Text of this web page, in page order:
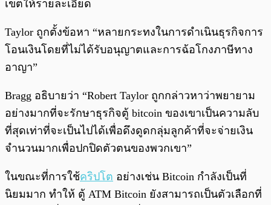
เขตให้รายละเอียด
Taylor ถูกตั้งข้อหา “หลายกระทงในการดำเนินธุรกิจการ
โอนเงินโดยที่ไม่ได้รับอนุญาตและการฉ้อโกงภาษีทาง
อาญา”
Bragg อธิบายว่า “Robert Taylor ถูกกล่าวหาว่าพยายาม
อย่างมากที่จะรักษาธุรกิจตู้ bitcoin ของเขาเป็นความลับ
ที่สุดเท่าที่จะเป็นไปได้เพื่อดึงดูดกลุ่มลูกค้าที่จะจ่ายเงิน
จำนวนมากเพื่อปกปิดตัวตนของพวกเขา”
ในขณะที่การใช้คริปโต อย่างเช่น Bitcoin กำลังเป็นที่
นิยมมาก ทำให้ ตู้ ATM Bitcoin ยังสามารถเป็นตัวเลือกที่